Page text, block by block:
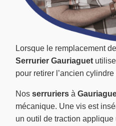
Lorsque le remplacement
Serrurier Gauriaguet
pour retirer l’ancien
Nos serruriers à
mécanique. Une vis est
un outil de traction applique